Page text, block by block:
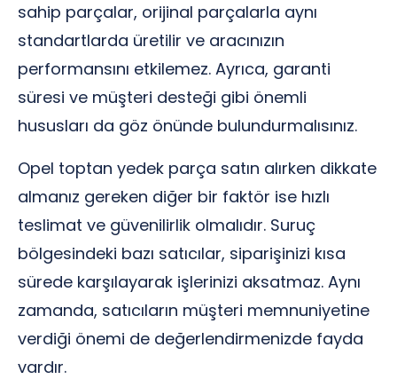
sahip parçalar, orijinal parçalarla aynı
standartlarda üretilir ve aracınızın
performansını etkilemez. Ayrıca, garanti
süresi ve müşteri desteği gibi önemli
hususları da göz önünde bulundurmalısınız.
Opel toptan yedek parça satın alırken dikkate
almanız gereken diğer bir faktör ise hızlı
teslimat ve güvenilirlik olmalıdır. Suruç
bölgesindeki bazı satıcılar, siparişinizi kısa
sürede karşılayarak işlerinizi aksatmaz. Aynı
zamanda, satıcıların müşteri memnuniyetine
verdiği önemi de değerlendirmenizde fayda
vardır.